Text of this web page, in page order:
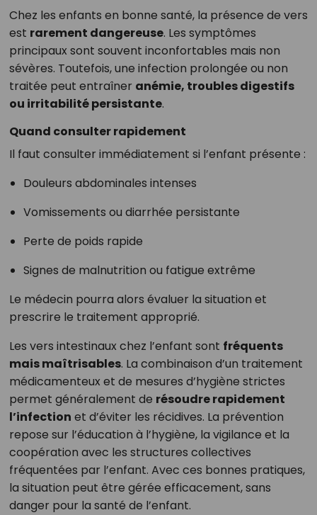
Chez les enfants en bonne santé, la présence de vers
est rarement dangereuse. Les symptômes
principaux sont souvent inconfortables mais non
sévères. Toutefois, une infection prolongée ou non
traitée peut entraîner anémie, troubles digestifs
ou irritabilité persistante.
Quand consulter rapidement
Il faut consulter immédiatement si l’enfant présente :
Douleurs abdominales intenses
Vomissements ou diarrhée persistante
Perte de poids rapide
Signes de malnutrition ou fatigue extrême
Le médecin pourra alors évaluer la situation et
prescrire le traitement approprié.
Les vers intestinaux chez l’enfant sont fréquents
mais maîtrisables. La combinaison d’un traitement
médicamenteux et de mesures d’hygiène strictes
permet généralement de résoudre rapidement
l’infection et d’éviter les récidives. La prévention
repose sur l’éducation à l’hygiène, la vigilance et la
coopération avec les structures collectives
fréquentées par l’enfant. Avec ces bonnes pratiques,
la situation peut être gérée efficacement, sans
danger pour la santé de l’enfant.